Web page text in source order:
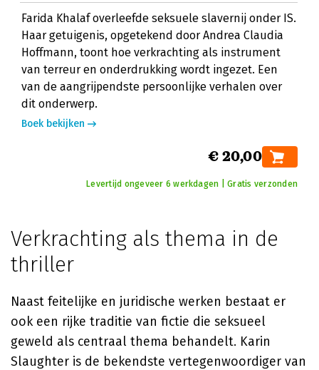
Farida Khalaf overleefde seksuele slavernij onder IS.
Haar getuigenis, opgetekend door Andrea Claudia
Hoffmann, toont hoe verkrachting als instrument
van terreur en onderdrukking wordt ingezet. Een
van de aangrijpendste persoonlijke verhalen over
dit onderwerp.
Boek bekijken
€ 20,00
Levertijd ongeveer 6 werkdagen | Gratis verzonden
Verkrachting als thema in de
thriller
Naast feitelijke en juridische werken bestaat er
ook een rijke traditie van fictie die seksueel
geweld als centraal thema behandelt. Karin
Slaughter is de bekendste vertegenwoordiger van